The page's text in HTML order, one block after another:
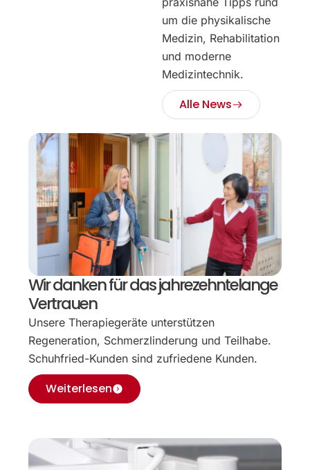
um die physikalische
Medizin, Rehabilitation
und moderne
Medizintechnik.
Alle News
Wir danken für das jahrezehntelange
Vertrauen
Unsere Therapiegeräte unterstützen
Regeneration, Schmerzlinderung und Teilhabe.
Schuhfried-Kunden sind zufriedene Kunden.
Weiterlesen